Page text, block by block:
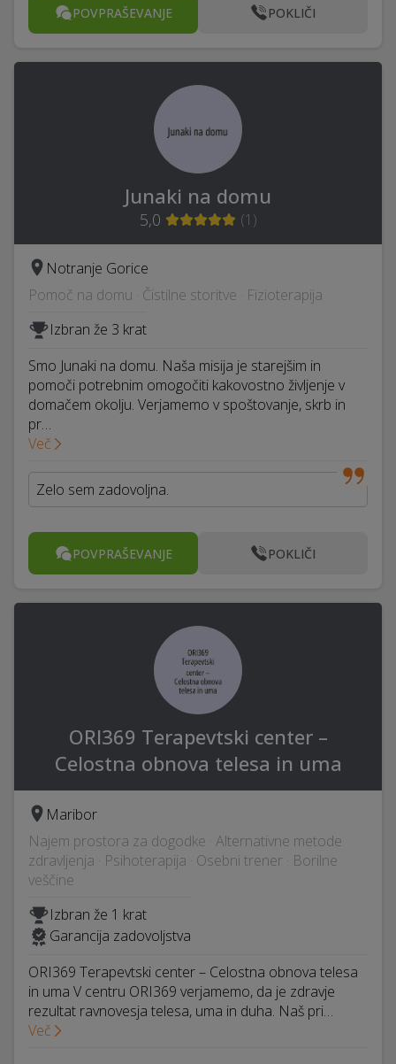
POVPRAŠEVANJE POKLIČI
Junaki na domu
5,0 (1 )
Notranje Gorice
Pomoč na domu · Čistilne storitve · Fizioterapija
Izbran že 3 krat
Smo Junaki na domu. Naša misija je starejšim in
pomoči potrebnim omogočiti kakovostno življenje v
domačem okolju. Verjamemo v spoštovanje, skrb in
pr…
Več
Zelo sem zadovoljna.
POVPRAŠEVANJE POKLIČI
ORI369 Terapevtski center –
Celostna obnova telesa in uma
Maribor
Najem prostora za dogodke · Alternativne metode
zdravljenja · Psihoterapija · Osebni trener · Borilne
veščine
Izbran že 1 krat
Garancija zadovoljstva
ORI369 Terapevtski center – Celostna obnova telesa
in uma V centru ORI369 verjamemo, da je zdravje
rezultat ravnovesja telesa, uma in duha. Naš pri…
Več